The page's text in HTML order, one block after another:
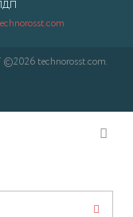
©2026 technorosst.com.